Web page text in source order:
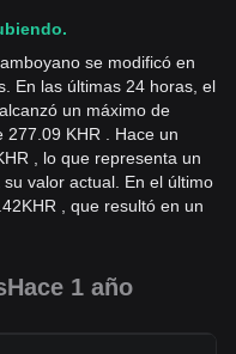
se modificó en
En las últimas 24 horas, el
un máximo de
KHR . Hace un
, lo que representa un
valor actual. En el último
KHR , que resultó en un
Hace 1 año